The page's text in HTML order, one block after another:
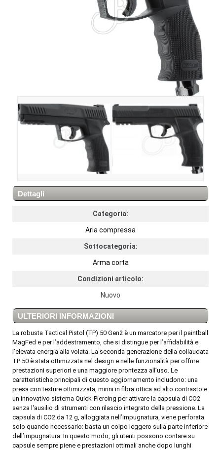
Dettagli
Categoria:
Aria compressa
Sottocategoria:
Arma corta
Condizioni articolo:
Nuovo
ULTERIORI INFORMAZIONI
La robusta Tactical Pistol (TP) 50 Gen2 è un marcatore per il paintball
MagFed e per l’addestramento, che si distingue per l’affidabilità e
l’elevata energia alla volata. La seconda generazione della collaudata
TP 50 è stata ottimizzata nel design e nelle funzionalità per offrire
prestazioni superiori e una maggiore prontezza all’uso. Le
caratteristiche principali di questo aggiornamento includono: una
presa con texture ottimizzata, mirini in fibra ottica ad alto contrasto e
un innovativo sistema Quick-Piercing per attivare la capsula di CO2
senza l'ausilio di strumenti con rilascio integrato della pressione. La
capsula di CO2 da 12 g, alloggiata nell’impugnatura, viene perforata
solo quando necessario: basta un colpo leggero sulla parte inferiore
dell’impugnatura. In questo modo, gli utenti possono contare su
capsule sempre piene e prestazioni ottimali anche dopo lunghi